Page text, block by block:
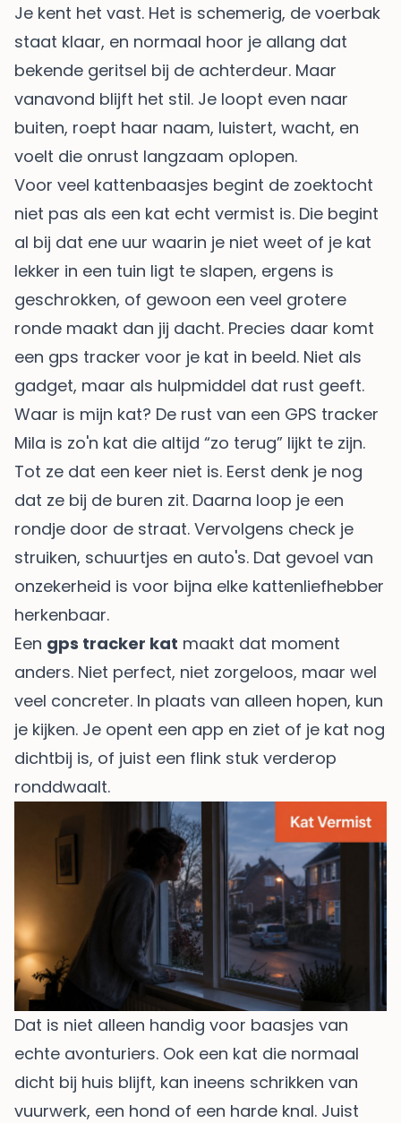
Je kent het vast. Het is schemerig, de voerbak
staat klaar, en normaal hoor je allang dat
bekende geritsel bij de achterdeur. Maar
vanavond blijft het stil. Je loopt even naar
buiten, roept haar naam, luistert, wacht, en
voelt die onrust langzaam oplopen.
Voor veel kattenbaasjes begint de zoektocht
niet pas als een kat echt vermist is. Die begint
al bij dat ene uur waarin je niet weet of je kat
lekker in een tuin ligt te slapen, ergens is
geschrokken, of gewoon een veel grotere
ronde maakt dan jij dacht. Precies daar komt
een gps tracker voor je kat in beeld. Niet als
gadget, maar als hulpmiddel dat rust geeft.
Waar is mijn kat? De rust van een GPS tracker
Mila is zo'n kat die altijd “zo terug” lijkt te zijn.
Tot ze dat een keer niet is. Eerst denk je nog
dat ze bij de buren zit. Daarna loop je een
rondje door de straat. Vervolgens check je
struiken, schuurtjes en auto's. Dat gevoel van
onzekerheid is voor bijna elke kattenliefhebber
herkenbaar.
Een gps tracker kat maakt dat moment
anders. Niet perfect, niet zorgeloos, maar wel
veel concreter. In plaats van alleen hopen, kun
je kijken. Je opent een app en ziet of je kat nog
dichtbij is, of juist een flink stuk verderop
ronddwaalt.
Dat is niet alleen handig voor baasjes van
echte avonturiers. Ook een kat die normaal
dicht bij huis blijft, kan ineens schrikken van
vuurwerk, een hond of een harde knal. Juist